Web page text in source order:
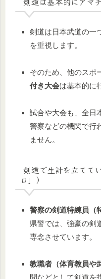
剣道は日本武道の一
を重視します。
そのため、他のスポ
付き大会は基本的に
試合や大会も、全日
警察などの機関で行
ません。
剣道で生計を立てて
ロ」）
警察の剣道特練員（
県警では、強豪の剣
専念させています。
教職者（体育教員や